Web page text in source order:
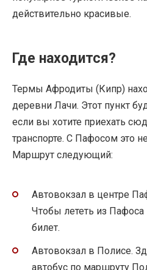
действительно красивые.
Где находится?
Термы Афродиты (Кипр)
деревни Лачи. Этот пункт
если вы хотите приехать
транспорте. С Пафосом это
Маршрут следующий:
Автовокзал в центре
Чтобы лететь из
билет.
Автовокзал в Полисе.
автобус по маршруту